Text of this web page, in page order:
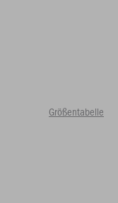
Größentabelle